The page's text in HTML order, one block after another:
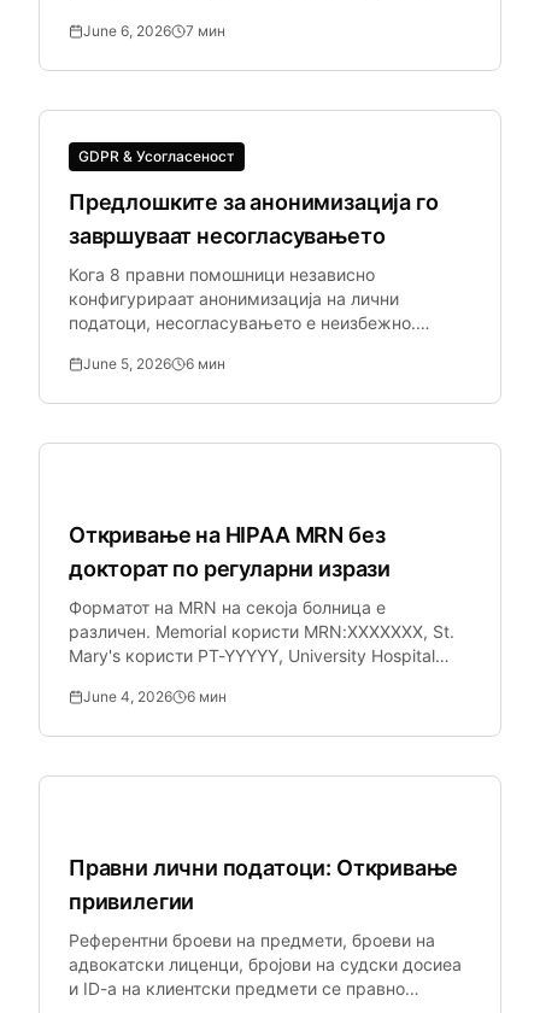
June 6, 2026 7 мин
GDPR & Усогласеност
Предлошките за анонимизација го
завршуваат несогласувањето
Кога 8 правни помошници независно
конфигурираат анонимизација на лични
податоци, несогласувањето е неизбежно.
конзистентна примена.
June 5, 2026 6 мин
Откривање на HIPAA MRN без
докторат по регуларни изрази
Форматот на MRN на секоја болница е
различен. Memorial користи MRN:XXXXXXX, St.
Mary's користи PT-YYYYY, University Hospital
June 4, 2026 6 мин
Правни лични податоци: Откривање
привилегии
Референтни броеви на предмети, броеви на
адвокатски лиценци, бројови на судски досиеа
и ID-а на клиентски предмети се правно